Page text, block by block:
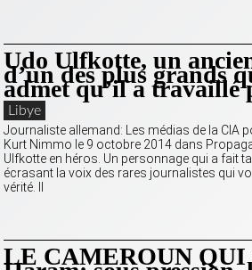
Udo Ulfkotte, un
d’un des plus grands
admet qu’il a travaillé
Libye
Journaliste allemand: Les médias de la CIA
Kurt Nimmo le 9 octobre 2014 dans
Ulfkotte en héros. Un personnage qui a fait
écrasant la voix des rares journalistes qui
vérité. Il
LE CAMEROUN QUI